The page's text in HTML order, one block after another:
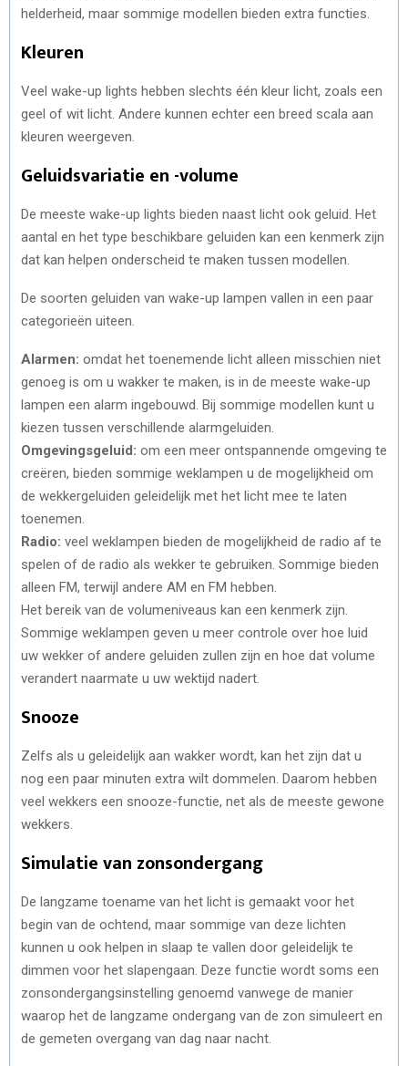
helderheid, maar sommige modellen bieden extra functies.
Kleuren
Veel wake-up lights hebben slechts één kleur licht, zoals een
geel of wit licht. Andere kunnen echter een breed scala aan
kleuren weergeven.
Geluidsvariatie en -volume
De meeste wake-up lights bieden naast licht ook geluid. Het
aantal en het type beschikbare geluiden kan een kenmerk zijn
dat kan helpen onderscheid te maken tussen modellen.
De soorten geluiden van wake-up lampen vallen in een paar
categorieën uiteen.
Alarmen: omdat het toenemende licht alleen misschien niet
genoeg is om u wakker te maken, is in de meeste wake-up
lampen een alarm ingebouwd. Bij sommige modellen kunt u
kiezen tussen verschillende alarmgeluiden.
Omgevingsgeluid: om een meer ontspannende omgeving te
creëren, bieden sommige weklampen u de mogelijkheid om
de wekkergeluiden geleidelijk met het licht mee te laten
toenemen.
Radio: veel weklampen bieden de mogelijkheid de radio af te
spelen of de radio als wekker te gebruiken. Sommige bieden
alleen FM, terwijl andere AM en FM hebben.
Het bereik van de volumeniveaus kan een kenmerk zijn.
Sommige weklampen geven u meer controle over hoe luid
uw wekker of andere geluiden zullen zijn en hoe dat volume
verandert naarmate u uw wektijd nadert.
Snooze
Zelfs als u geleidelijk aan wakker wordt, kan het zijn dat u
nog een paar minuten extra wilt dommelen. Daarom hebben
veel wekkers een snooze-functie, net als de meeste gewone
wekkers.
Simulatie van zonsondergang
De langzame toename van het licht is gemaakt voor het
begin van de ochtend, maar sommige van deze lichten
kunnen u ook helpen in slaap te vallen door geleidelijk te
dimmen voor het slapengaan. Deze functie wordt soms een
zonsondergangsinstelling genoemd vanwege de manier
waarop het de langzame ondergang van de zon simuleert en
de gemeten overgang van dag naar nacht.